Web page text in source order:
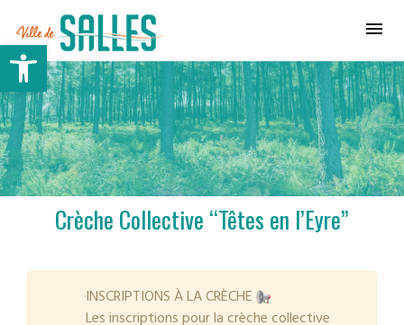
Ouvrir la barre d’outils
Crèche Collective “Têtes en l’Eyre”
INSCRIPTIONS À LA CRÈCHE
Les inscriptions pour la crèche collective